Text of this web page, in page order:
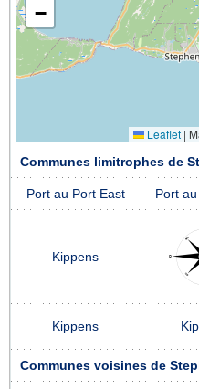
−
Leaflet |
Communes limitrophes de
Port au Port East Port
Kippens
Kippens
Communes voisines de